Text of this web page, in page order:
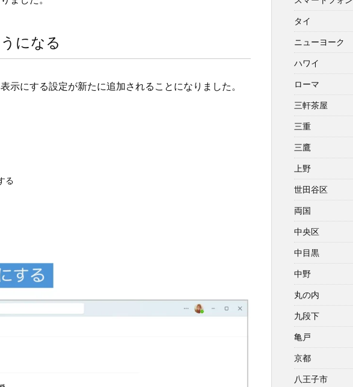
になる
にする設定が新たに追加されることになりました。
る
タイ
ニューヨーク
ハワイ
ローマ
三軒茶屋
三重
三鷹
上野
世田谷区
両国
中央区
中目黒
中野
丸の内
九段下
亀戸
京都
八王子市